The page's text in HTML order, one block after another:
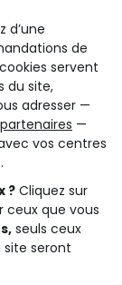
d’une
de
servent
du site,
adresser —
partenaires —
vos centres
? Cliquez sur
ceux que vous
seuls ceux
seront